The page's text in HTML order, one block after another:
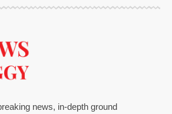
news, in-depth ground